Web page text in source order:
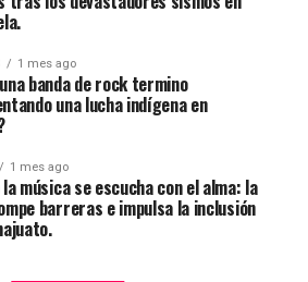
1 mes ago
banda de rock termino
una lucha indígena en
1 mes ago
la música se escucha con el alma: la
barreras e impulsa la inclusión